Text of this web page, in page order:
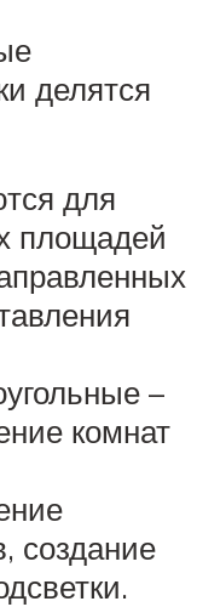
делятся
для
площадей
–
комнат
создание